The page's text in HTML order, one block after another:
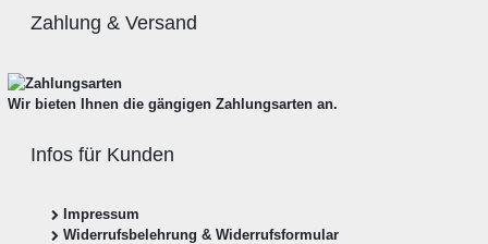
Zahlung & Versand
Wir bieten Ihnen die gängigen Zahlungsarten an.
Infos für Kunden
Impressum
Widerrufsbelehrung & Widerrufsformular